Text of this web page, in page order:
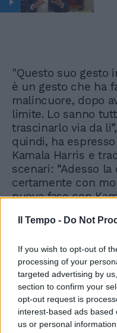
Il Tempo - Do Not
If you wish to opt-out of
processing of your
targeted advertising by
section to confirm your
opt-out request is
interest-based ads
us or personal
"Questo suo gesto
è un gesto che ha
malincuore, dopo
limite. Lo sanno
trascinarlo via da
quindi, ha
Kamala Harris e
scenari: “Adesso
certamente con
nuova fase con
duri? In parte
campagna
ciò che accadde
2021, quando
e Antonio Di Bella
spiegato. "Sarà
senza esclusione
Siamo alla viglia